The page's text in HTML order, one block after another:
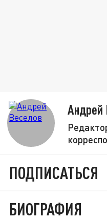
Андрей
ПОДПИСАТЬСЯ
БИОГРАФИЯ